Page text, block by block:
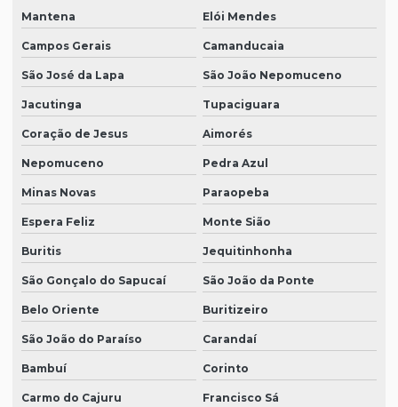
Mantena Elói Mendes
Campos Gerais Camanducaia
São José da Lapa São João Nepomuceno
Jacutinga Tupaciguara
Coração de Jesus Aimorés
Nepomuceno Pedra Azul
Minas Novas Paraopeba
Espera Feliz Monte Sião
Buritis Jequitinhonha
São Gonçalo do Sapucaí São João da Ponte
Belo Oriente Buritizeiro
São João do Paraíso Carandaí
Bambuí Corinto
Carmo do Cajuru Francisco Sá